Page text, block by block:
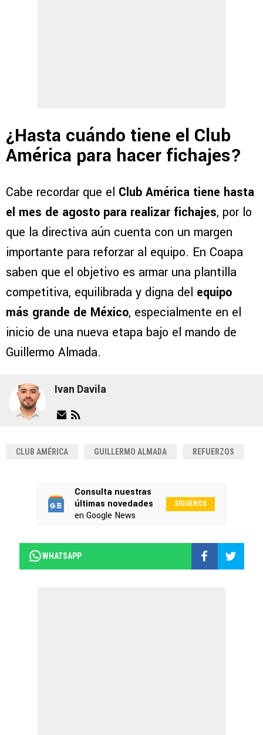
¿Hasta cuándo tiene el Club
América para hacer fichajes?
Cabe recordar que el Club América tiene hasta
el mes de agosto para realizar fichajes, por lo
que la directiva aún cuenta con un margen
importante para reforzar al equipo. En Coapa
saben que el objetivo es armar una plantilla
competitiva, equilibrada y digna del equipo
más grande de México, especialmente en el
inicio de una nueva etapa bajo el mando de
Guillermo Almada.
Ivan Davila
CLUB AMÉRICA GUILLERMO ALMADA REFUERZOS
Consulta nuestras
últimas novedades
en Google News
SÍGUENOS
WHATSAPP